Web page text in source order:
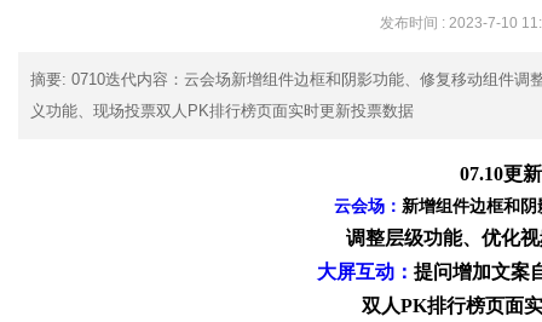
发布时间 : 2023-7-10
摘要: 0710迭代内容：云会场新增组件边框和阴影功能、修复移动组件
义功能、现场投票双人PK排行榜页面实时更新投票数据
07.10更
云会场： 新增组件边框和
调整层级功能、优化
大屏互动： 提问增加文案
双人PK排行榜页面